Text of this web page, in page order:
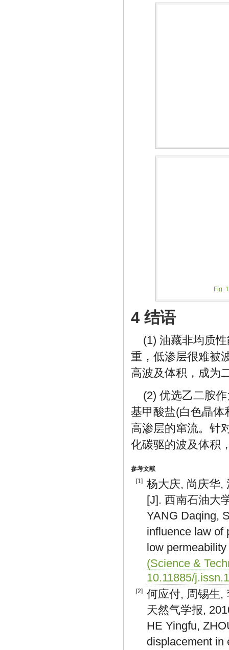
Fig.
4 结语
(1) 油藏非均质
重，低渗层很难被
高波及体积，成为
(2) 优选乙二胺
基甲酸盐(白色晶体
高渗层的窜流。针
化碳驱的波及体积
参考文献
[1] 杨大庆, 尚庆华,
[J]. 西南石油大
YANG Daqing,
influence law of
low
(Science &
10.11885/
[2] 何应付, 周锡生,
天然气学报,
HE Yingfu,
displacement in